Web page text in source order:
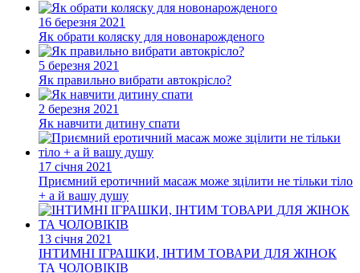
16 березня 2021
Як обрати коляску для новонарожденого
5 березня 2021
Як правильно вибрати автокрісло?
2 березня 2021
Як навчити дитину спати
17 січня 2021
Приємний еротичний масаж може зцілити не тільки тіло
+ а й вашу душу
13 січня 2021
ІНТИМНІ ІГРАШКИ, ІНТИМ ТОВАРИ ДЛЯ ЖІНОК
ТА ЧОЛОВІКІВ